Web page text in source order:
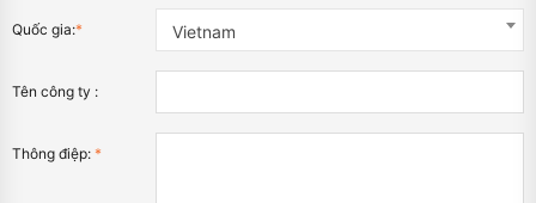
Quốc gia:* Vietnam
Tên công ty :
Thông điệp: *